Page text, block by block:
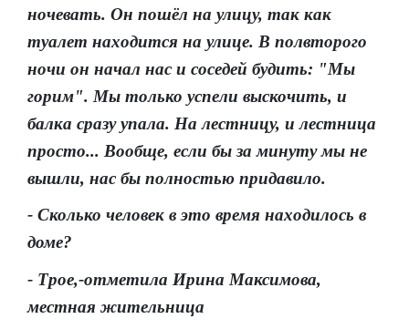
ночевать. Он пошёл на улицу, так как
туалет находится на улице. В полвторого
ночи он начал нас и соседей будить: "Мы
горим". Мы только успели выскочить, и
балка сразу упала. На лестницу, и лестница
просто... Вообще, если бы за минуту мы не
вышли, нас бы полностью придавило.
- Сколько человек в это время находилось в
доме?
- Трое,-отметила Ирина Максимова,
местная жительница